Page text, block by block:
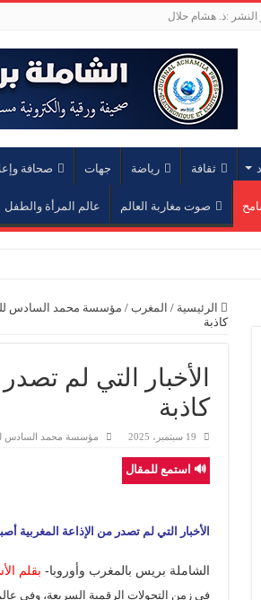
النشر :ذ. هشام حلال
ثقافة رياضة جهات صحافة
صوت مغاربة العالم عالم المرأة والطفل
الرئيسية / المغرب / مؤسسة محمد السادس
كاذبة
الأخبار التي لم
كاذبة
19 سبتمبر، 2025 مؤسسة محمد السادس
🔊 استمع للمقال
الأخبار التي لم تصدر من الإذاعة المغربية
الشاملة بريس بالمغرب وأوروبا- بقلم
في زمن التحولات الرقمية السريعة، وفي